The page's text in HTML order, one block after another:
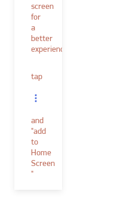
screen
for
a
better
experience.
tap
and
"add
to
Home
Screen
"